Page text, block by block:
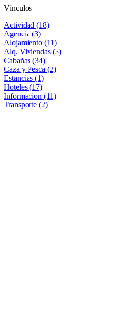
Vínculos
Actividad (18)
Agencia (3)
Alojamiento (11)
Alq. Viviendas (3)
Cabañas (34)
Caza y Pesca (2)
Estancias (1)
Hoteles (17)
Informacion (11)
Transporte (2)